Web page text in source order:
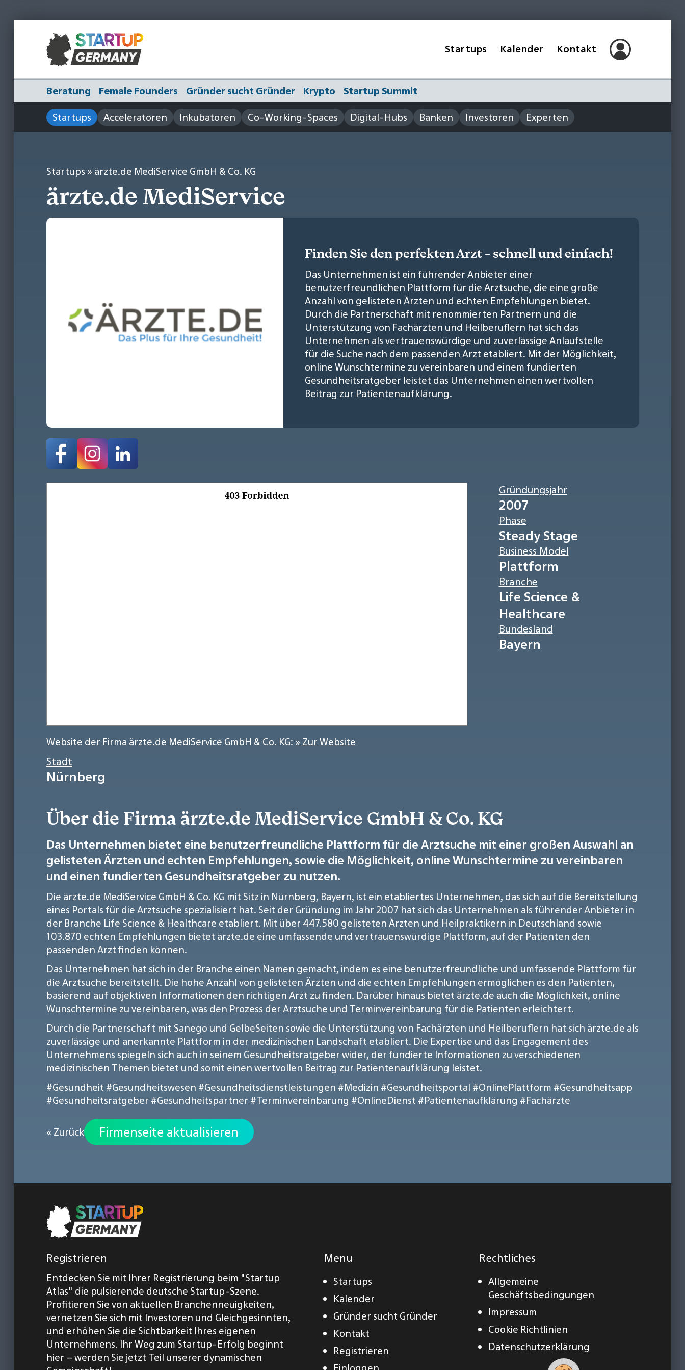
Startups Kalender Kontakt
Beratung Female Founders Gründer sucht Gründer Krypto
Startup Summit
Startups
Acceleratoren Inkubatoren Co-Working-Spaces Digital-Hubs Banken Investoren Experten
Startups » ärzte.de MediService GmbH & Co. KG
ärzte.de MediService
Finden Sie den perfekten Arzt - schnell und einfach!
Das Unternehmen ist ein führender Anbieter einer
benutzerfreundlichen Plattform für die Arztsuche, die eine große
Anzahl von gelisteten Ärzten und echten Empfehlungen bietet.
Durch die Partnerschaft mit renommierten Partnern und die
Unterstützung von Fachärzten und Heilberuflern hat sich das
Unternehmen als vertrauenswürdige und zuverlässige Anlaufstelle
für die Suche nach dem passenden Arzt etabliert. Mit der Möglichkeit,
online Wunschtermine zu vereinbaren und einem fundierten
Gesundheitsratgeber leistet das Unternehmen einen wertvollen
Beitrag zur Patientenaufklärung.
Website der Firma ärzte.de MediService GmbH & Co. KG: » Zur Website
Gründungsjahr
2007
Phase
Steady Stage
Business Model
Plattform
Branche
Life Science &
Healthcare
Bundesland
Bayern
Stadt
Nürnberg
Über die Firma ärzte.de MediService GmbH & Co. KG
Das Unternehmen bietet eine benutzerfreundliche Plattform für die Arztsuche mit einer großen Auswahl an
gelisteten Ärzten und echten Empfehlungen, sowie die Möglichkeit, online Wunschtermine zu vereinbaren
und einen fundierten Gesundheitsratgeber zu nutzen.
Die ärzte.de MediService GmbH & Co. KG mit Sitz in Nürnberg, Bayern, ist ein etabliertes Unternehmen, das sich auf die Bereitstellung
eines Portals für die Arztsuche spezialisiert hat. Seit der Gründung im Jahr 2007 hat sich das Unternehmen als führender Anbieter in
der Branche Life Science & Healthcare etabliert. Mit über 447.580 gelisteten Ärzten und Heilpraktikern in Deutschland sowie
103.870 echten Empfehlungen bietet ärzte.de eine umfassende und vertrauenswürdige Plattform, auf der Patienten den
passenden Arzt finden können.
Das Unternehmen hat sich in der Branche einen Namen gemacht, indem es eine benutzerfreundliche und umfassende Plattform für
die Arztsuche bereitstellt. Die hohe Anzahl von gelisteten Ärzten und die echten Empfehlungen ermöglichen es den Patienten,
basierend auf objektiven Informationen den richtigen Arzt zu finden. Darüber hinaus bietet ärzte.de auch die Möglichkeit, online
Wunschtermine zu vereinbaren, was den Prozess der Arztsuche und Terminvereinbarung für die Patienten erleichtert.
Durch die Partnerschaft mit Sanego und GelbeSeiten sowie die Unterstützung von Fachärzten und Heilberuflern hat sich ärzte.de als
zuverlässige und anerkannte Plattform in der medizinischen Landschaft etabliert. Die Expertise und das Engagement des
Unternehmens spiegeln sich auch in seinem Gesundheitsratgeber wider, der fundierte Informationen zu verschiedenen
medizinischen Themen bietet und somit einen wertvollen Beitrag zur Patientenaufklärung leistet.
#Gesundheit #Gesundheitswesen #Gesundheitsdienstleistungen #Medizin #Gesundheitsportal #OnlinePlattform #Gesundheitsapp
#Gesundheitsratgeber #Gesundheitspartner #Terminvereinbarung #OnlineDienst #Patientenaufklärung #Fachärzte
« Zurück Firmenseite aktualisieren
Registrieren
Entdecken Sie mit Ihrer Registrierung beim "Startup
Atlas" die pulsierende deutsche Startup-Szene.
Profitieren Sie von aktuellen Branchenneuigkeiten,
vernetzen Sie sich mit Investoren und Gleichgesinnten,
und erhöhen Sie die Sichtbarkeit Ihres eigenen
Unternehmens. Ihr Weg zum Startup-Erfolg beginnt
hier – werden Sie jetzt Teil unserer dynamischen
Menu
Startups
Kalender
Gründer sucht Gründer
Kontakt
Registrieren
Rechtliches
Allgemeine
Geschäftsbedingungen
Impressum
Cookie Richtlinien
Datenschutzerklärung